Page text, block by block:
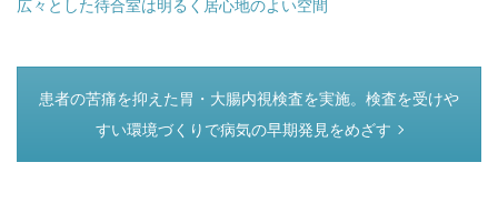
広々とした待合室は明るく居心地のよい空間
つぎのページ
患者の苦痛を抑えた胃・大腸内視検査を実施。検査を受けや
すい環境づくりで病気の早期発見をめざす